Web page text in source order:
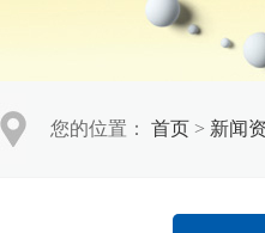
您的位置： 首页 > 新闻